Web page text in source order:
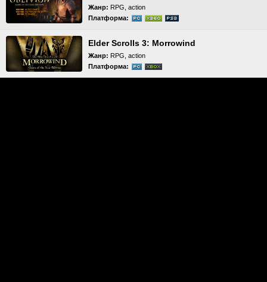
Жанр: RPG, action
Платформа:
Elder Scrolls 3: Morrowind
Жанр: RPG, action
Платформа: